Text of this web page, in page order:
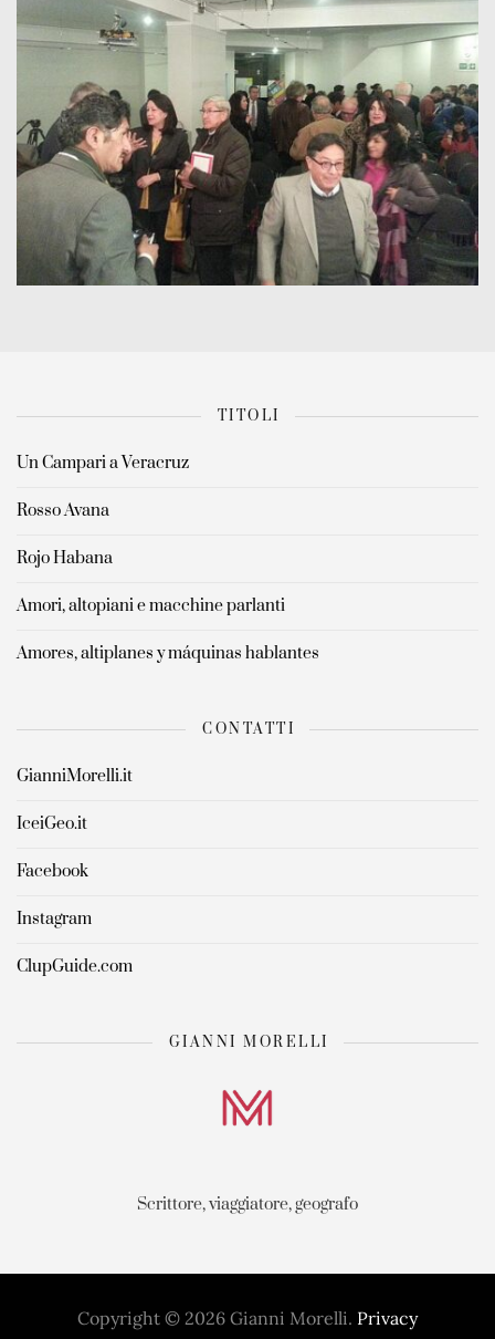
TITOLI
Un Campari a Veracruz
Rosso Avana
Rojo Habana
Amori, altopiani e macchine parlanti
Amores, altiplanes y máquinas hablantes
CONTATTI
GianniMorelli.it
IceiGeo.it
Facebook
Instagram
ClupGuide.com
GIANNI MORELLI
Scrittore, viaggiatore, geografo
Copyright © 2026 Gianni Morelli. Privacy